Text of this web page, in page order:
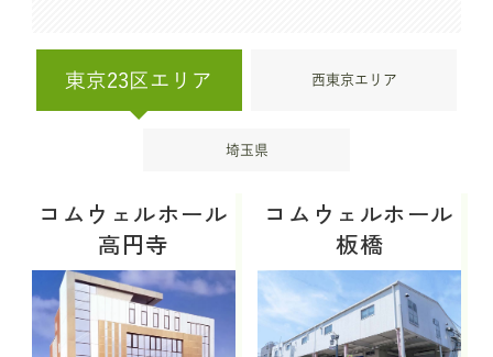
東京23区エリア 西東京エリア
埼玉県
コムウェルホール
高円寺
コムウェルホール
板橋